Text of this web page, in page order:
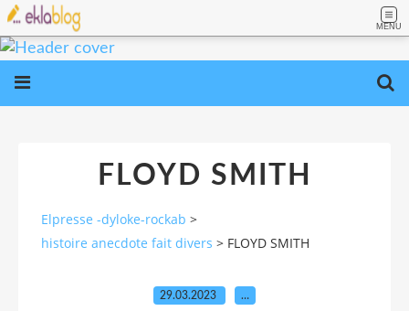
MENU
FLOYD SMITH
Elpresse -dyloke-rockab >
histoire anecdote fait divers > FLOYD SMITH
29.03.2023 …